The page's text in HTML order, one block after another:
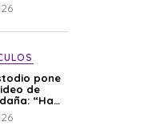
pone
de
“Hay
de repente